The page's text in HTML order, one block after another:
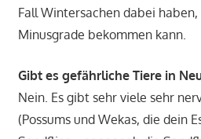
Fall Wintersachen dabei
Minusgrade bekommen kann.
Gibt es gefährliche Tiere in
Nein. Es gibt sehr viele sehr
(Possums und Wekas, die dein